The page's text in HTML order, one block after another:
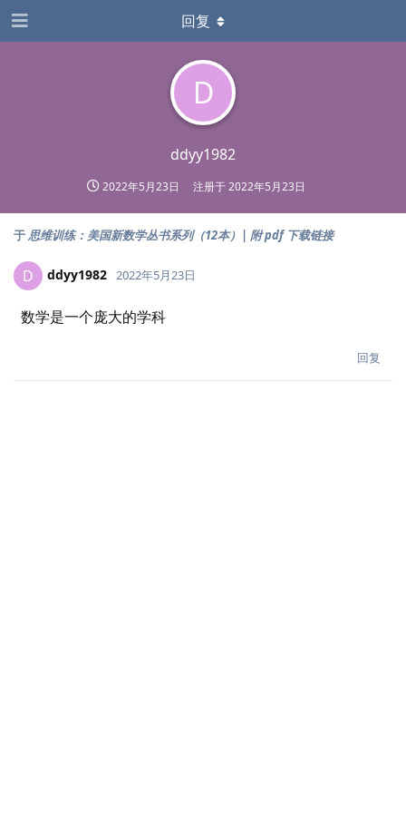
D
ddyy1982
2022年5月23日 注册于2022年5月23日
回复
于思维训练：美国新数学丛书系列（12本）| 附 pdf 下载链接
D ddyy1982 2022年5月23日
数学是一个庞大的学科
回复